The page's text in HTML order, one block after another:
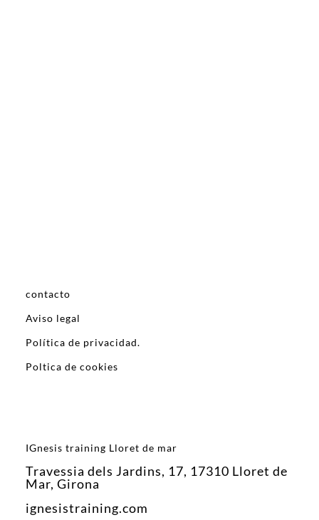
contacto
Aviso legal
Política de privacidad.
Poltica de cookies
IGnesis training Lloret de mar
Travessia dels Jardins, 17, 17310 Lloret de
Mar, Girona
ignesistraining.com